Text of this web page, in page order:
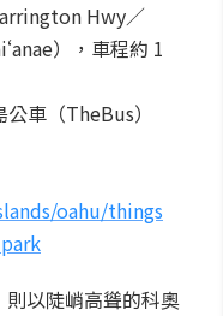
Hwy／
），車程約 1
車（TheBus）
oahu/things
以陡峭高聳的科奧